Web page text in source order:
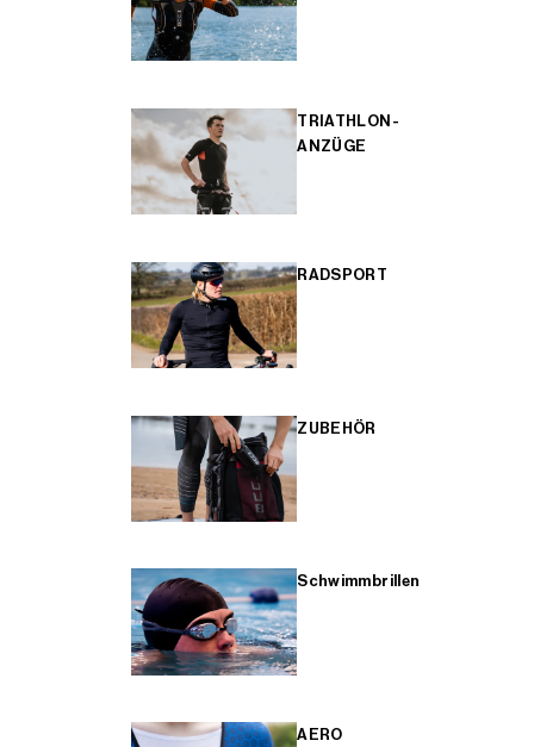
TRIATHLON-
ANZÜGE
RADSPORT
ZUBEHÖR
Schwimmbrillen
AERO